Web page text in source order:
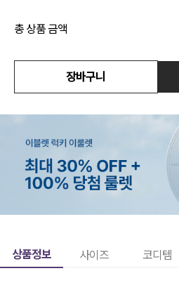
총 상품 금액
장바구니
상품정보 사이즈 코디템